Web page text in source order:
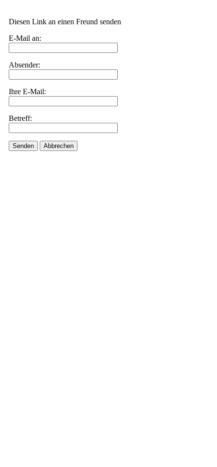
Diesen Link an einen Freund senden
E-Mail an:
Absender:
Ihre E-Mail:
Betreff:
Senden Abbrechen